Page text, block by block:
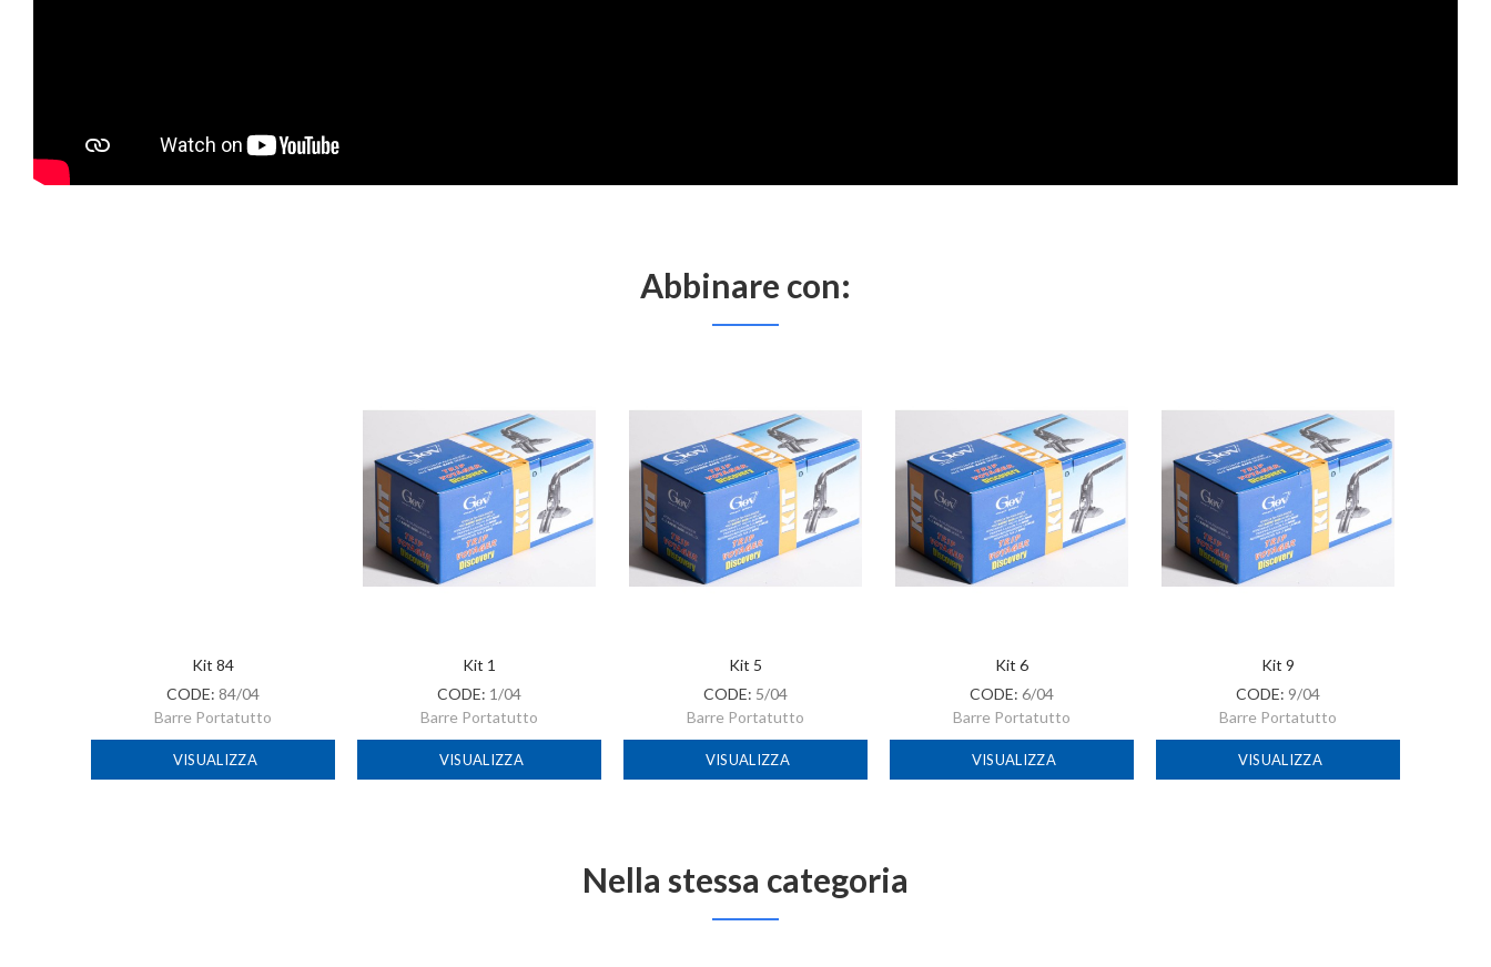
Abbinare con:
Kit 84
CODE: 84/04
Barre Portatutto
VISUALIZZA
Kit 1
CODE: 1/04
Barre Portatutto
VISUALIZZA
Kit 5
CODE: 5/04
Barre Portatutto
VISUALIZZA
Kit 6
CODE: 6/04
Barre Portatutto
VISUALIZZA
Kit 9
CODE: 9/04
Barre Portatutto
VISUALIZZA
Nella stessa categoria